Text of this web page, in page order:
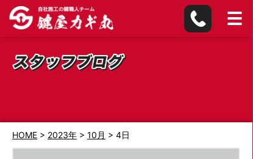
HOME > 2023年 > 10月 > 4日